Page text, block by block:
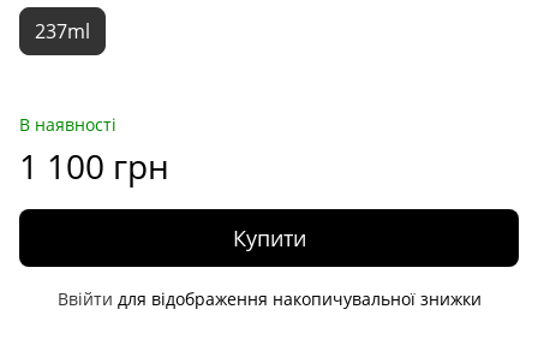
237ml
В наявності
1 100 грн
Купити
Ввійти для відображення накопичувальної знижки